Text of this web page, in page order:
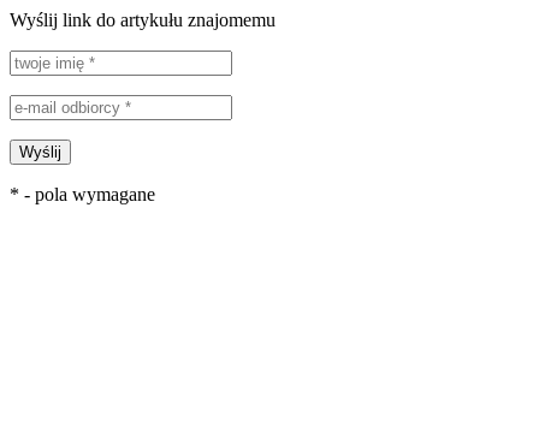
Wyślij link do artykułu znajomemu
Wyślij
* - pola wymagane